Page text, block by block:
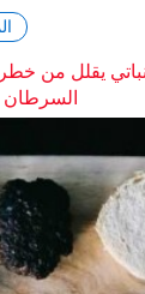
يقلل من
السرطان